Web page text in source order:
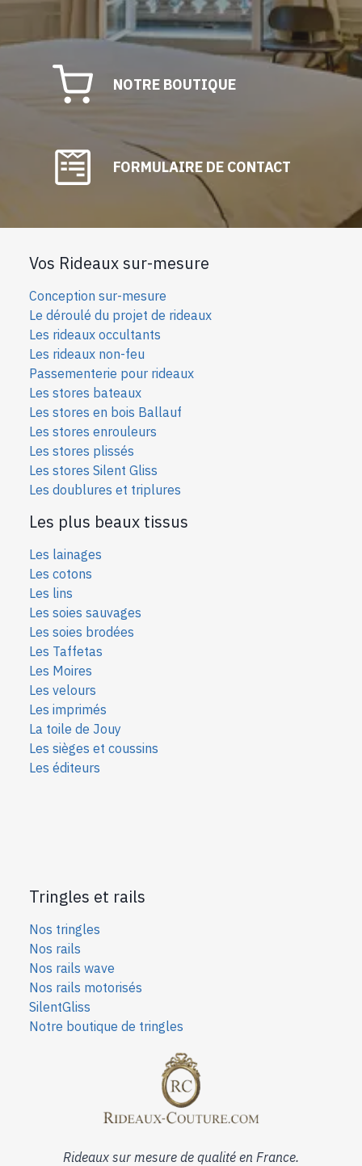
NOTRE BOUTIQUE
FORMULAIRE DE CONTACT
Vos Rideaux sur-mesure
Conception sur-mesure
Le déroulé du projet de rideaux
Les rideaux occultants
Les rideaux non-feu
Passementerie pour rideaux
Les stores bateaux
Les stores en bois Ballauf
Les stores enrouleurs
Les stores plissés
Les stores Silent Gliss
Les doublures et triplures
Les plus beaux tissus
Les lainages
Les cotons
Les lins
Les soies sauvages
Les soies brodées
Les Taffetas
Les Moires
Les velours
Les imprimés
La toile de Jouy
Les sièges et coussins
Les éditeurs
Tringles et rails
Nos tringles
Nos rails
Nos rails wave
Nos rails motorisés
SilentGliss
Notre boutique de tringles
Rideaux sur mesure de qualité en France.